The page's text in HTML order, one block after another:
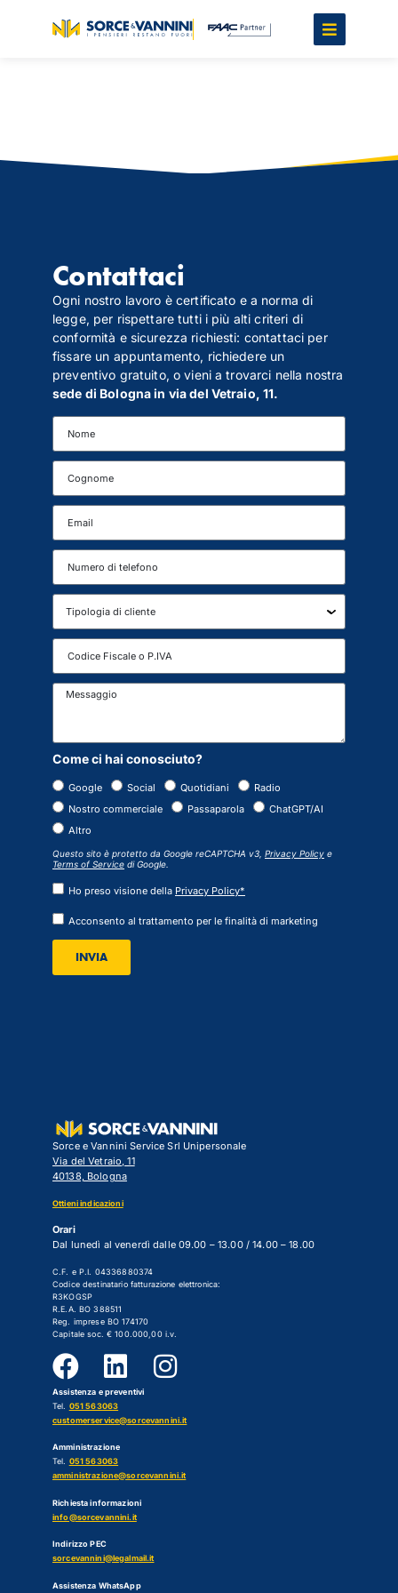
Contattaci
Ogni nostro lavoro è certificato e a norma di
legge, per rispettare tutti i più alti criteri di
conformità e sicurezza richiesti: contattaci per
fissare un appuntamento, richiedere un
preventivo gratuito, o vieni a trovarci nella nostra
sede di Bologna in via del Vetraio, 11.
Come ci hai conosciuto?
Google Social Quotidiani
Radio
Nostro commerciale
Passaparola
ChatGPT/AI
Altro
Questo sito è protetto da Google reCAPTCHA v3, Privacy Policy e
Terms of Service di Google.
Ho preso visione della Privacy Policy*
Acconsento al trattamento per le finalità di marketing
INVIA
Sorce e Vannini Service Srl Unipersonale
Via del Vetraio, 11
40138, Bologna
Ottieni indicazioni
Orari
Dal lunedì al venerdì dalle 09.00 – 13.00 / 14.00 – 18.00
C.F. e P.I. 04336880374
Codice destinatario fatturazione elettronica:
R3KOGSP
R.E.A. BO 388511
Reg. imprese BO 174170
Capitale soc. € 100.000,00 i.v.
Assistenza e preventivi
Tel. 051 563063
customerservice@sorcevannini.it
Amministrazione
Tel. 051 563063
amministrazione@sorcevannini.it
Richiesta informazioni
info@sorcevannini.it
Indirizzo PEC
sorcevannini@legalmail.it
Assistenza WhatsApp